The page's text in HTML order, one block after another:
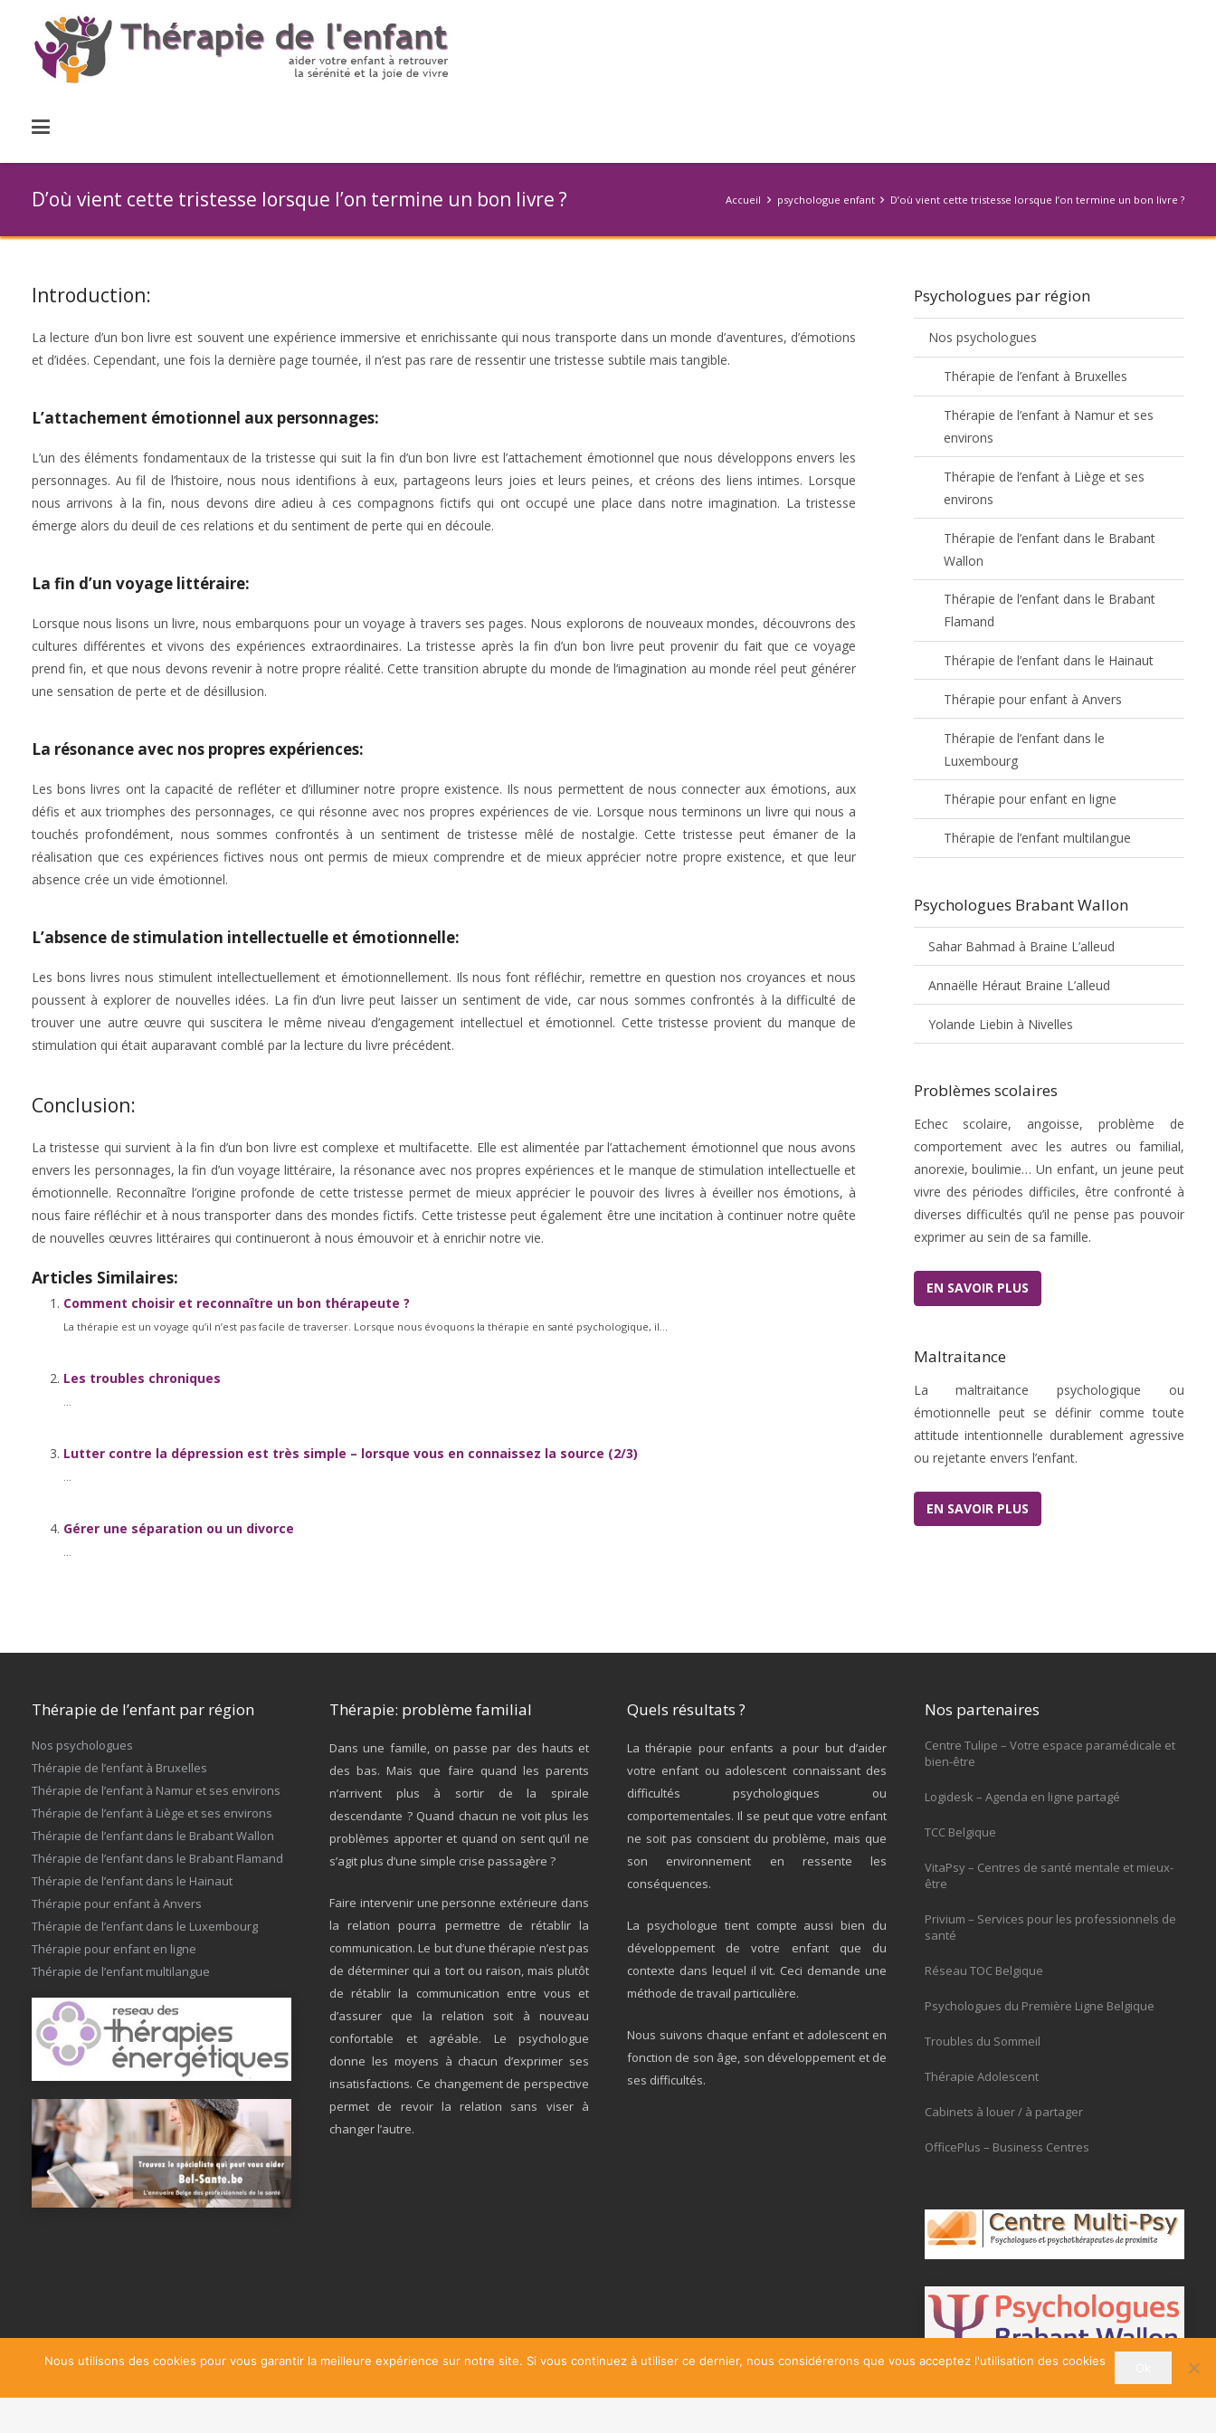
D’où vient cette tristesse lorsque l’on termine un bon livre ? Accueil psychologue enfant D’où vient cette tristesse lorsque l’on termine un bon livre ?
Introduction:
La lecture d’un bon livre est souvent une expérience immersive et enrichissante qui nous transporte dans un monde d’aventures, d’émotions
et d’idées. Cependant, une fois la dernière page tournée, il n’est pas rare de ressentir une tristesse subtile mais tangible.
L’attachement émotionnel aux personnages:
L’un des éléments fondamentaux de la tristesse qui suit la fin d’un bon livre est l’attachement émotionnel que nous développons envers les
personnages. Au fil de l’histoire, nous nous identifions à eux, partageons leurs joies et leurs peines, et créons des liens intimes. Lorsque
nous arrivons à la fin, nous devons dire adieu à ces compagnons fictifs qui ont occupé une place dans notre imagination. La tristesse
émerge alors du deuil de ces relations et du sentiment de perte qui en découle.
La fin d’un voyage littéraire:
Lorsque nous lisons un livre, nous embarquons pour un voyage à travers ses pages. Nous explorons de nouveaux mondes, découvrons des
cultures différentes et vivons des expériences extraordinaires. La tristesse après la fin d’un bon livre peut provenir du fait que ce voyage
prend fin, et que nous devons revenir à notre propre réalité. Cette transition abrupte du monde de l’imagination au monde réel peut générer
une sensation de perte et de désillusion.
La résonance avec nos propres expériences:
Les bons livres ont la capacité de refléter et d’illuminer notre propre existence. Ils nous permettent de nous connecter aux émotions, aux
défis et aux triomphes des personnages, ce qui résonne avec nos propres expériences de vie. Lorsque nous terminons un livre qui nous a
touchés profondément, nous sommes confrontés à un sentiment de tristesse mêlé de nostalgie. Cette tristesse peut émaner de la
réalisation que ces expériences fictives nous ont permis de mieux comprendre et de mieux apprécier notre propre existence, et que leur
absence crée un vide émotionnel.
L’absence de stimulation intellectuelle et émotionnelle:
Les bons livres nous stimulent intellectuellement et émotionnellement. Ils nous font réfléchir, remettre en question nos croyances et nous
poussent à explorer de nouvelles idées. La fin d’un livre peut laisser un sentiment de vide, car nous sommes confrontés à la difficulté de
trouver une autre œuvre qui suscitera le même niveau d’engagement intellectuel et émotionnel. Cette tristesse provient du manque de
stimulation qui était auparavant comblé par la lecture du livre précédent.
Conclusion:
La tristesse qui survient à la fin d’un bon livre est complexe et multifacette. Elle est alimentée par l’attachement émotionnel que nous avons
envers les personnages, la fin d’un voyage littéraire, la résonance avec nos propres expériences et le manque de stimulation intellectuelle et
émotionnelle. Reconnaître l’origine profonde de cette tristesse permet de mieux apprécier le pouvoir des livres à éveiller nos émotions, à
nous faire réfléchir et à nous transporter dans des mondes fictifs. Cette tristesse peut également être une incitation à continuer notre quête
de nouvelles œuvres littéraires qui continueront à nous émouvoir et à enrichir notre vie.
Articles Similaires:
Comment choisir et reconnaître un bon thérapeute ?
La thérapie est un voyage qu’il n’est pas facile de traverser. Lorsque nous évoquons la thérapie en santé psychologique, il...
Les troubles chroniques
Lutter contre la dépression est très simple – lorsque vous en connaissez la source (2/3)
Gérer une séparation ou un divorce
Psychologues par région
Nos psychologues
Thérapie de l’enfant à Bruxelles
Thérapie de l’enfant à Namur et ses
environs
Thérapie de l’enfant à Liège et ses
environs
Thérapie de l’enfant dans le Brabant
Wallon
Thérapie de l’enfant dans le Brabant
Flamand
Thérapie de l’enfant dans le Hainaut
Thérapie pour enfant à Anvers
Thérapie de l’enfant dans le
Luxembourg
Thérapie pour enfant en ligne
Thérapie de l’enfant multilangue
Psychologues Brabant Wallon
Sahar Bahmad à Braine L’alleud
Annaëlle Héraut Braine L’alleud
Yolande Liebin à Nivelles
Problèmes scolaires
Echec scolaire, angoisse, problème de
comportement avec les autres ou familial,
anorexie, boulimie… Un enfant, un jeune peut
vivre des périodes difficiles, être confronté à
diverses difficultés qu’il ne pense pas pouvoir
exprimer au sein de sa famille.
EN SAVOIR PLUS
Maltraitance
La maltraitance psychologique ou
émotionnelle peut se définir comme toute
attitude intentionnelle durablement agressive
ou rejetante envers l’enfant.
EN SAVOIR PLUS
Thérapie de l’enfant par région
Nos psychologues
Thérapie de l’enfant à Bruxelles
Thérapie de l’enfant à Namur et ses environs
Thérapie de l’enfant à Liège et ses environs
Thérapie de l’enfant dans le Brabant Wallon
Thérapie de l’enfant dans le Brabant Flamand
Thérapie de l’enfant dans le Hainaut
Thérapie pour enfant à Anvers
Thérapie de l’enfant dans le Luxembourg
Thérapie pour enfant en ligne
Thérapie de l’enfant multilangue
Thérapie: problème familial
Dans une famille, on passe par des hauts et
des bas. Mais que faire quand les parents
n’arrivent plus à sortir de la spirale
descendante ? Quand chacun ne voit plus les
problèmes apporter et quand on sent qu’il ne
s’agit plus d’une simple crise passagère ?
Faire intervenir une personne extérieure dans
la relation pourra permettre de rétablir la
communication. Le but d’une thérapie n’est pas
de déterminer qui a tort ou raison, mais plutôt
de rétablir la communication entre vous et
d’assurer que la relation soit à nouveau
confortable et agréable. Le psychologue
donne les moyens à chacun d’exprimer ses
insatisfactions. Ce changement de perspective
permet de revoir la relation sans viser à
changer l’autre.
Quels résultats ?
La thérapie pour enfants a pour but d’aider
votre enfant ou adolescent connaissant des
difficultés psychologiques ou
comportementales. Il se peut que votre enfant
ne soit pas conscient du problème, mais que
son environnement en ressente les
conséquences.
La psychologue tient compte aussi bien du
développement de votre enfant que du
contexte dans lequel il vit. Ceci demande une
méthode de travail particulière.
Nous suivons chaque enfant et adolescent en
fonction de son âge, son développement et de
ses difficultés.
Nos partenaires
Centre Tulipe – Votre espace paramédicale et
bien-être
Logidesk – Agenda en ligne partagé
TCC Belgique
VitaPsy – Centres de santé mentale et mieux-
être
Privium – Services pour les professionnels de
santé
Réseau TOC Belgique
Psychologues du Première Ligne Belgique
Troubles du Sommeil
Thérapie Adolescent
Cabinets à louer / à partager
OfficePlus – Business Centres
Nous utilisons des cookies pour vous garantir la meilleure expérience sur notre site. Si vous continuez à utiliser ce dernier, nous considérerons que vous acceptez l'utilisation des cookies